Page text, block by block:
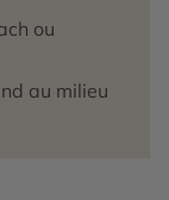
ou
au milieu